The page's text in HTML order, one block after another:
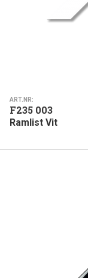
ART.NR:
F235 003
Ramlist Vit